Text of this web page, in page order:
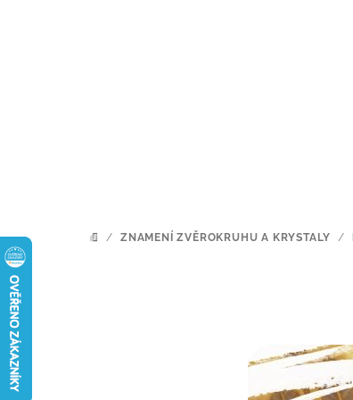
DOMŮ
/ ZNAMENÍ ZVĚROKRUHU A KRYSTALY /